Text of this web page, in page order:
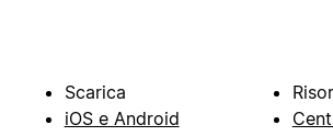
Scarica
iOS e Android